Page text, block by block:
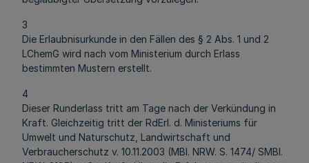
3
Die Erlaubnisurkunde in den Fällen des § 2 Abs. 1 und 2
LChemG wird nach vom Ministerium durch Erlass
bestimmten Mustern erstellt.
4
Dieser Runderlass tritt am Tage nach der Verkündung in
Kraft. Gleichzeitig tritt der RdErl. d. Ministeriums für
Umwelt und Naturschutz, Landwirtschaft und
Verbraucherschutz v. 10.11.2003 (MBl. NRW. S. 1474/ SMBl.